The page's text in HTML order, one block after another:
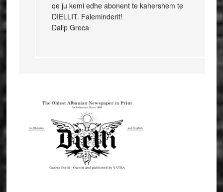
qe ju kemi edhe abonent te kahershem te
DIELLIT. Faleminderit!
Dalip Greca